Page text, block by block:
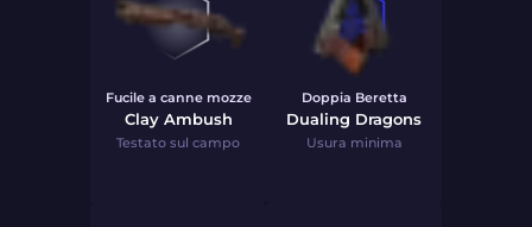
Fucile a canne mozze
Clay Ambush
Testato sul campo
Doppia Beretta
Dualing Dragons
Usura minima